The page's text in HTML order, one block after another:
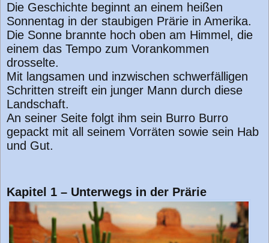
i
t
r
a
g
Die Geschichte beginnt an einem heißen
Sonnentag in der staubigen Prärie in Amerika.
Die Sonne brannte hoch oben am Himmel, die
einem das Tempo zum Vorankommen
drosselte.
Mit langsamen und inzwischen schwerfälligen
Schritten streift ein junger Mann durch diese
Landschaft.
An seiner Seite folgt ihm sein Burro Burro
gepackt mit all seinem Vorräten sowie sein Hab
und Gut.
Kapitel 1 – Unterwegs in der Prärie